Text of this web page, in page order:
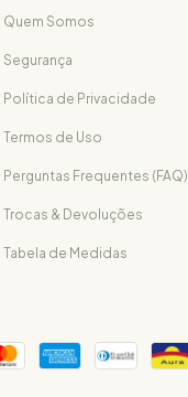
Quem Somos
Segurança
Política de Privacidade
Termos de Uso
Perguntas Frequentes (FAQ)
Trocas & Devoluções
Tabela de Medidas